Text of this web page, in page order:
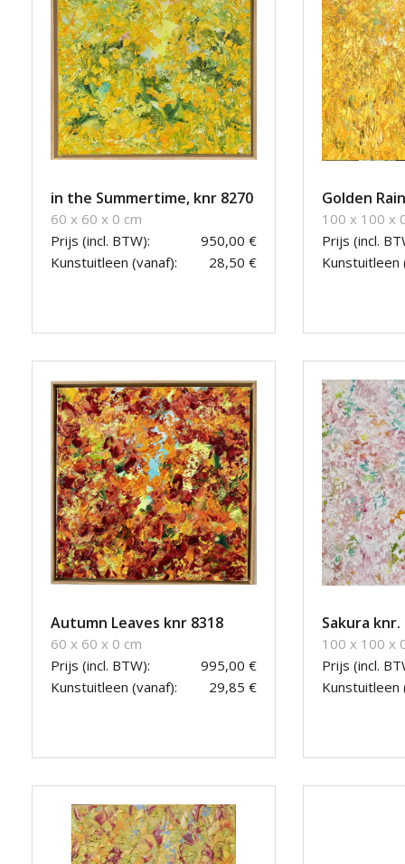
in the Summertime, knr 8270
60 x 60 x 0 cm
Prijs (incl. BTW):
950,00 €
Kunstuitleen (vanaf):
28,50 €
Golden
100 x 100 x
Prijs (incl.
Kunstuitleen
Autumn Leaves knr 8318
60 x 60 x 0 cm
Prijs (incl. BTW):
995,00 €
Kunstuitleen (vanaf):
29,85 €
Sakura knr.
100 x 100 x
Prijs (incl.
Kunstuitleen